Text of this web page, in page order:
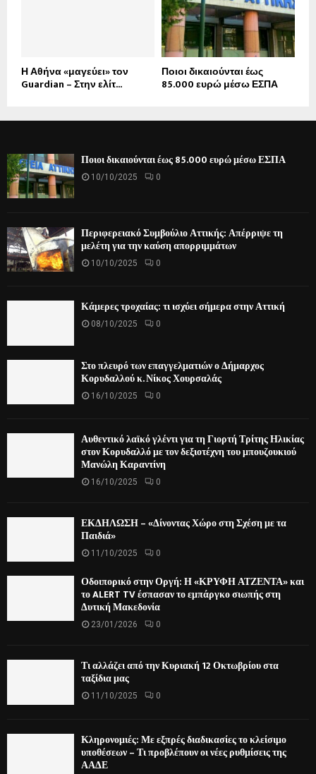
Η Αθήνα «μαγεύει» τον
Guardian – Στην ελίτ...
Ποιοι δικαιούνται έως
85.000 ευρώ μέσω ΕΣΠΑ
Ποιοι δικαιούνται έως 85.000 ευρώ μέσω ΕΣΠΑ
10/10/2025 0
Περιφερειακό Συμβούλιο Αττικής: Απέρριψε τη
μελέτη για την καύση απορριμμάτων
10/10/2025 0
Κάμερες τροχαίας: τι ισχύει σήμερα στην Αττική
08/10/2025 0
Στο πλευρό των επαγγελματιών ο Δήμαρχος
Κορυδαλλού κ. Νίκος Χουρσαλάς
16/10/2025 0
Αυθεντικό λαϊκό γλέντι για τη Γιορτή Τρίτης Ηλικίας
στον Κορυδαλλό με τον δεξιοτέχνη του μπουζουκιού
Μανώλη Καραντίνη
16/10/2025 0
ΕΚΔΗΛΩΣΗ – «Δίνοντας Χώρο στη Σχέση με τα
Παιδιά»
11/10/2025 0
Οδοιπορικό στην Οργή: Η «ΚΡΥΦΗ ΑΤΖΕΝΤΑ» και
το ALERT TV έσπασαν το εμπάργκο σιωπής στη
Δυτική Μακεδονία
23/01/2026 0
Τι αλλάζει από την Κυριακή 12 Οκτωβρίου στα
ταξίδια μας
11/10/2025 0
Κληρονομιές: Με εξπρές διαδικασίες το κλείσιμο
υποθέσεων – Τι προβλέπουν οι νέες ρυθμίσεις της
ΑΑΔΕ